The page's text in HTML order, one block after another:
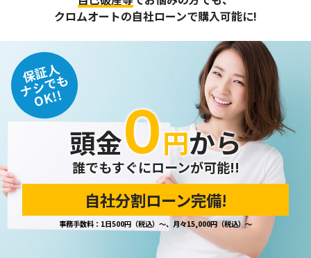
また、個人情報保護に関する法令およびその他の規範を遵守
するとともに、この方針に基づく個人情報保護規程や体制を
定め、その内容を継続的に見直し、改善に努めます。
個人情報の訂正･削除・開示
ご本人から、登録されている個人情報について訂正・削除・
開示の請求があった場合は、迅速に対応いたします。
当ホームページが保有する個人情報の取り扱い、および訂
正・削除・開示等に関するお問い合わせ先は、以下の通りで
個人情報保護担当窓口
当社の「個人情報の取扱い」に関するお問い合わせは、下記
クロムオートの自社ローンで購入可能に!
保証人
ナシでも
OK!!
頭金０円から
誰でもすぐにローンが可能!!
自社分割ローン完備!
事務手数料：1日500円（税込）～、月々15,000円（税込）～